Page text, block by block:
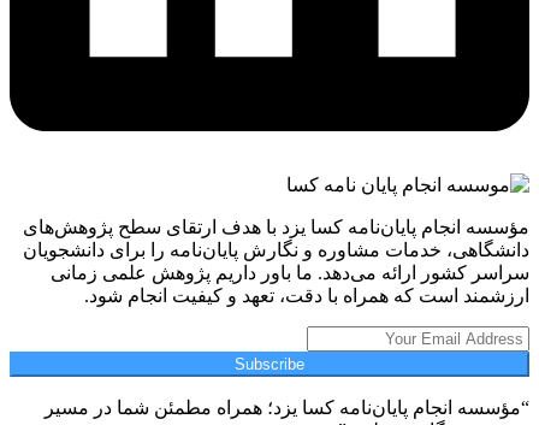
مؤسسه انجام پایان‌نامه کسا یزد با هدف ارتقای سطح پژوهش‌های
دانشگاهی، خدمات مشاوره و نگارش پایان‌نامه را برای دانشجویان
سراسر کشور ارائه می‌دهد. ما باور داریم پژوهش علمی زمانی
ارزشمند است که همراه با دقت، تعهد و کیفیت انجام شود.
Subscribe
“مؤسسه انجام پایان‌نامه کسا یزد؛ همراه مطمئن شما در مسیر